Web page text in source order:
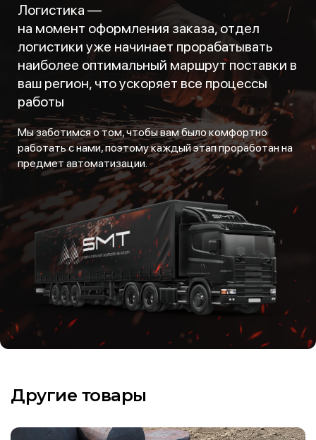
Логистика —
на момент оформления заказа, отдел
логистики уже начинает прорабатывать
наиболее оптимальный маршрут поставки в
ваш регион, что ускоряет все процессы
работы
Мы заботимся о том, чтобы вам было комфортно
работать с нами, поэтому каждый этап проработан на
предмет автоматизации.
Другие товары